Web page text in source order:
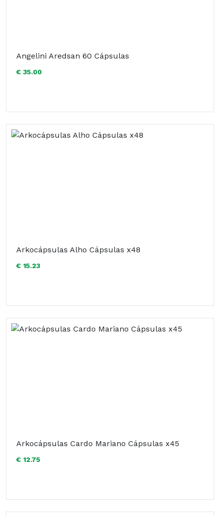
Angelini Aredsan 60 Cápsulas
€ 35.00
Arkocápsulas Alho Cápsulas x48
€ 15.23
Arkocápsulas Cardo Mariano Cápsulas x45
€ 12.75